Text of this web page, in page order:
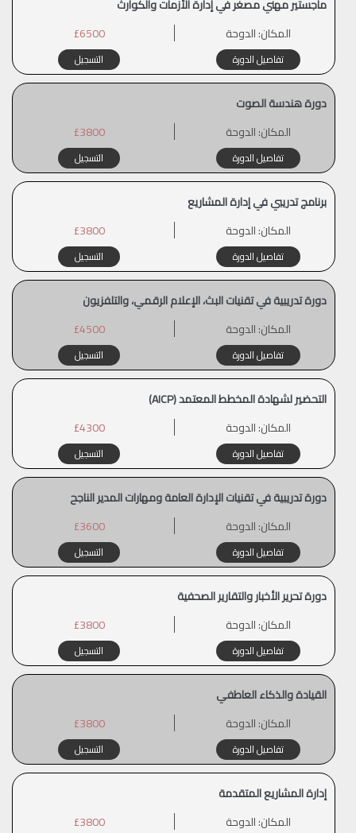
ماجستير مهني مصغر في إدارة الأزمات والكوارث
المكان:الدوحة £6500
تفاصيل الدورة التسجيل
دورة هندسة الصوت
المكان:الدوحة £3800
تفاصيل الدورة التسجيل
برنامج تدريبي في إدارة المشاريع
المكان:الدوحة £3800
تفاصيل الدورة التسجيل
دورة تدريبية في تقنيات البث، الإعلام الرقمي، والتلفزيون
المكان:الدوحة £4500
تفاصيل الدورة التسجيل
التحضير لشهادة المخطط المعتمد (AICP)
المكان:الدوحة £4300
تفاصيل الدورة التسجيل
دورة تدريبية في تقنيات الإدارة العامة ومهارات المدير الناجح
المكان:الدوحة £3600
تفاصيل الدورة التسجيل
دورة تحرير الأخبار والتقارير الصحفية
المكان:الدوحة £3800
تفاصيل الدورة التسجيل
القيادة والذكاء العاطفي
المكان:الدوحة £3800
تفاصيل الدورة التسجيل
إدارة المشاريع المتقدمة
المكان:الدوحة £3800